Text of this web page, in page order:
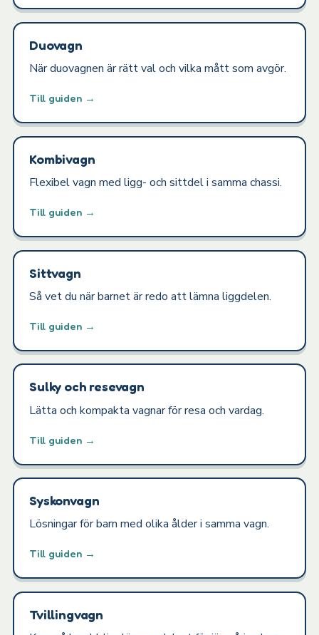
Duovagn
När duovagnen är rätt val och vilka mått som avgör.
Till guiden →
Kombivagn
Flexibel vagn med ligg- och sittdel i samma chassi.
Till guiden →
Sittvagn
Så vet du när barnet är redo att lämna liggdelen.
Till guiden →
Sulky och resevagn
Lätta och kompakta vagnar för resa och vardag.
Till guiden →
Syskonvagn
Lösningar för barn med olika ålder i samma vagn.
Till guiden →
Tvillingvagn